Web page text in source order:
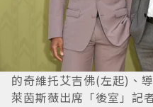
的奇維托艾吉佛(左起)、
萊茵斯薇出席「後室」記